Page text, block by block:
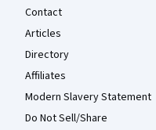
Contact
Articles
Directory
Affiliates
Modern Slavery Statement
Do Not Sell/Share